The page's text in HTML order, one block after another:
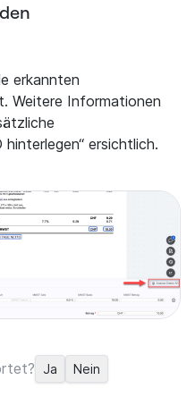
erkannten
Weitere Informationen
ersichtlich.
Ja Nein